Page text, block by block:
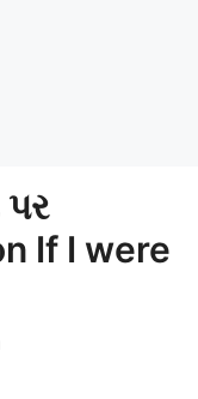
પર
If I were